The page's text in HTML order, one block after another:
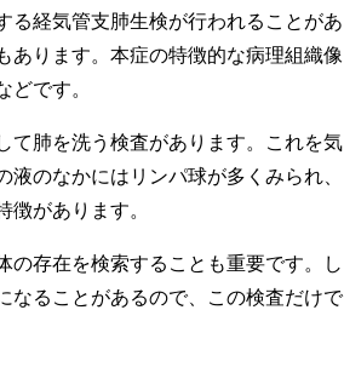
経気管支肺生検が行われることがあ
あります。本症の特徴的な病理組織像
どです。
肺を洗う検査があります。これを気
のなかにはリンパ球が多くみられ、
徴があります。
存在を検索することも重要です。し
なることがあるので、この検査だけで